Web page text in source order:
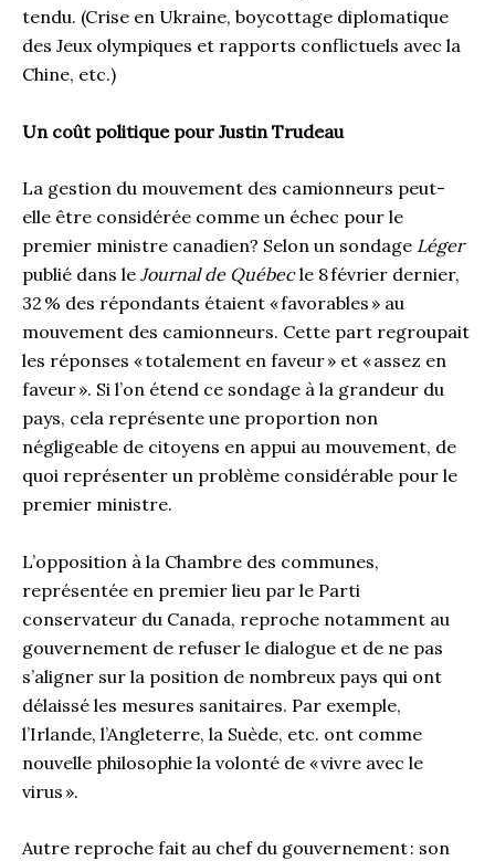
tendu. (Crise en Ukraine, boycottage diplomatique
des Jeux olympiques et rapports conflictuels avec la
Chine, etc.)
Un coût politique pour Justin Trudeau
La gestion du mouvement des camionneurs peut-
elle être considérée comme un échec pour le
premier ministre canadien? Selon un sondage Léger
publié dans le Journal de Québecle 8 février dernier,
32 % des répondants étaient « favorables » au
mouvement des camionneurs. Cette part regroupait
les réponses « totalement en faveur » et « assez en
faveur ». Si l’on étend ce sondage à la grandeur du
pays, cela représente une proportion non
négligeable de citoyens en appui au mouvement, de
quoi représenter un problème considérable pour le
premier ministre.
L’opposition à la Chambre des communes,
représentée en premier lieu par le Parti
conservateur du Canada, reproche notamment au
gouvernement de refuser le dialogue et de ne pas
s’aligner sur la position de nombreux pays qui ont
délaissé les mesures sanitaires. Par exemple,
l’Irlande, l’Angleterre, la Suède, etc. ont comme
nouvelle philosophie la volonté de « vivre avec le
virus ».
Autre reproche fait au chef du gouvernement : son